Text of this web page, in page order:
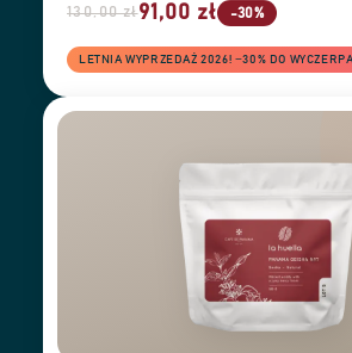
130,00 zł91,00 zł -30%
LETNIA WYPRZEDAŻ 2026! −30% DO